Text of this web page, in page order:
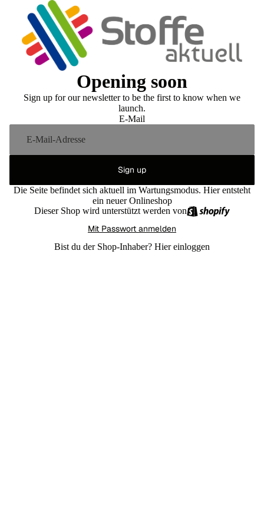
Opening soon
Sign up for our newsletter to be the first to know when we
launch.
E-Mail
Sign up
Die Seite befindet sich aktuell im Wartungsmodus. Hier entsteht
ein neuer Onlineshop
Dieser Shop wird unterstützt werden von
Mit Passwort anmelden
Bist du der Shop-Inhaber? Hier einloggen